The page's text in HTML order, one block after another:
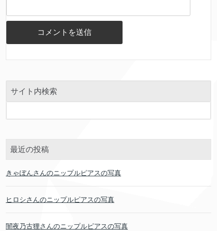
サイト内検索
最近の投稿
きゃぼんさんのニップルピアスの写真
ヒロシさんのニップルピアスの写真
闇夜乃古狸さんのニップルピアスの写真